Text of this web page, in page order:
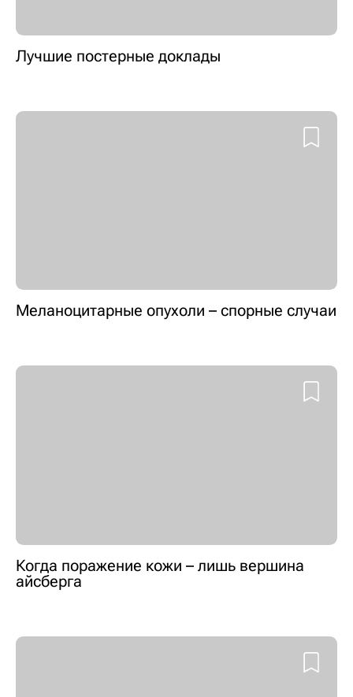
Лучшие постерные доклады
Меланоцитарные опухоли – спорные случаи
Когда поражение кожи – лишь вершина
айсберга